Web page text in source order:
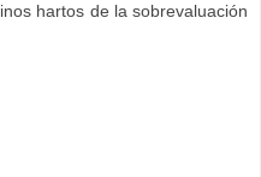
hartos de la sobrevaluación